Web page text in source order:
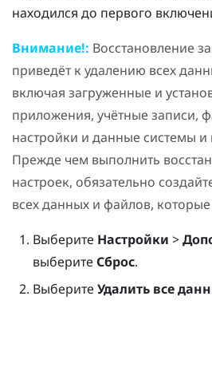
находился до первого
Внимание!: Восстановление
приведёт к удалению всех
включая загруженные и
приложения, учётные записи,
настройки и данные системы
Прежде чем выполнить
настроек, обязательно
всех данных и файлов, которые
Выберите Настройки >
выберите Сброс.
Выберите Удалить все